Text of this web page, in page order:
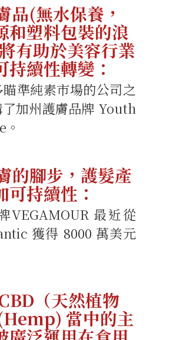
品(無水保養，
和塑料包裝的浪
有助於美容行業
持續性轉變：
準純素市場的公司之
加州護膚品牌 Youth
的腳步，護髮產
持續性：
VEGAMOUR 最近從
獲得 8000 萬美元
（天然植物
(Hemp) 當中的主